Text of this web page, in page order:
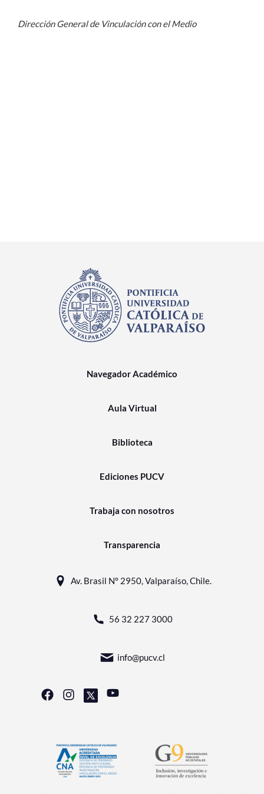
Dirección General de Vinculación con el Medio
Navegador Académico
Aula Virtual
Biblioteca
Ediciones PUCV
Trabaja con nosotros
Transparencia
Av. Brasil N° 2950, Valparaíso, Chile.
56 32 227 3000
info@pucv.cl